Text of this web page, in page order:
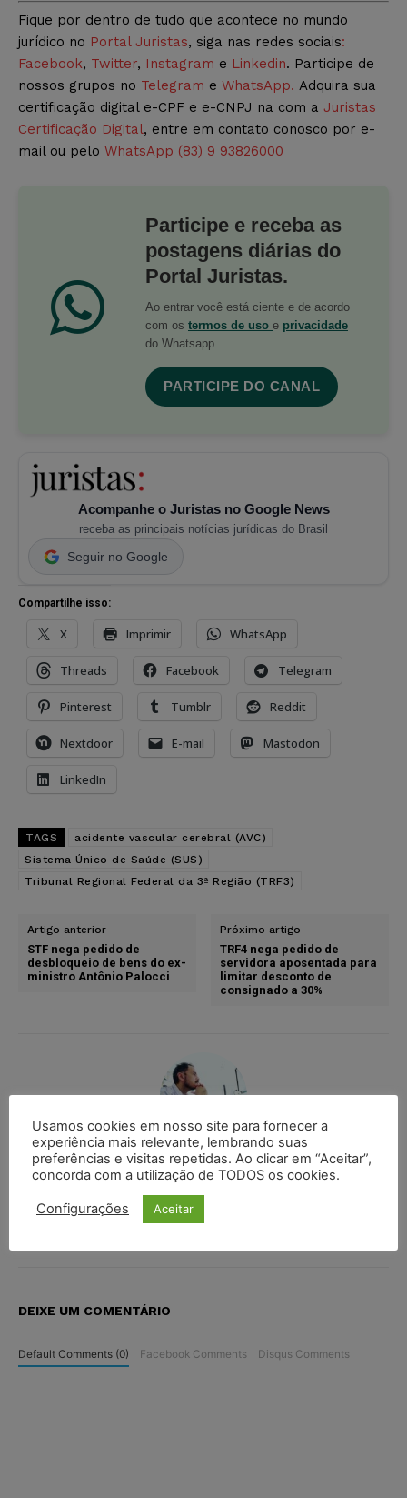
Fique por dentro de tudo que acontece no mundo
jurídico no Portal Juristas, siga nas redes sociais:
Facebook, Twitter, Instagram e Linkedin. Participe de
nossos grupos no Telegram e WhatsApp. Adquira sua
certificação digital e-CPF e e-CNPJ na com a Juristas
Certificação Digital, entre em contato conosco por e-
mail ou pelo WhatsApp (83) 9 93826000
Participe e receba as
postagens diárias do
Portal Juristas.
Ao entrar você está ciente e de acordo
com os termos de uso e privacidade
do Whatsapp.
PARTICIPE DO CANAL
Acompanhe o Juristas no Google News
receba as principais notícias jurídicas do Brasil
Seguir no Google
Compartilhe isso:
X Imprimir WhatsApp
Threads Facebook Telegram
Pinterest Tumblr Reddit
Nextdoor E-mail Mastodon
LinkedIn
TAGS
acidente vascular cerebral (AVC)
Sistema Único de Saúde (SUS)
Tribunal Regional Federal da 3ª Região (TRF3)
Artigo anterior
STF nega pedido de
desbloqueio de bens do ex-
ministro Antônio Palocci
Próximo artigo
TRF4 nega pedido de
servidora aposentada para
limitar desconto de
consignado a 30%
Ricardo Krusty
Comunicador social com formação em jornalismo e
radialismo, pós-graduado em cinema pela
DEIXE UM COMENTÁRIO
Default Comments (0) Facebook Comments Disqus Comments
Usamos cookies em nosso site para fornecer a
experiência mais relevante, lembrando suas
preferências e visitas repetidas. Ao clicar em “Aceitar”,
concorda com a utilização de TODOS os cookies.
Configurações Aceitar